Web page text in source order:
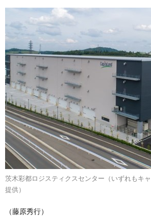
茨木彩都ロジスティクスセンター（いずれもキ
提供）
（藤原秀行）